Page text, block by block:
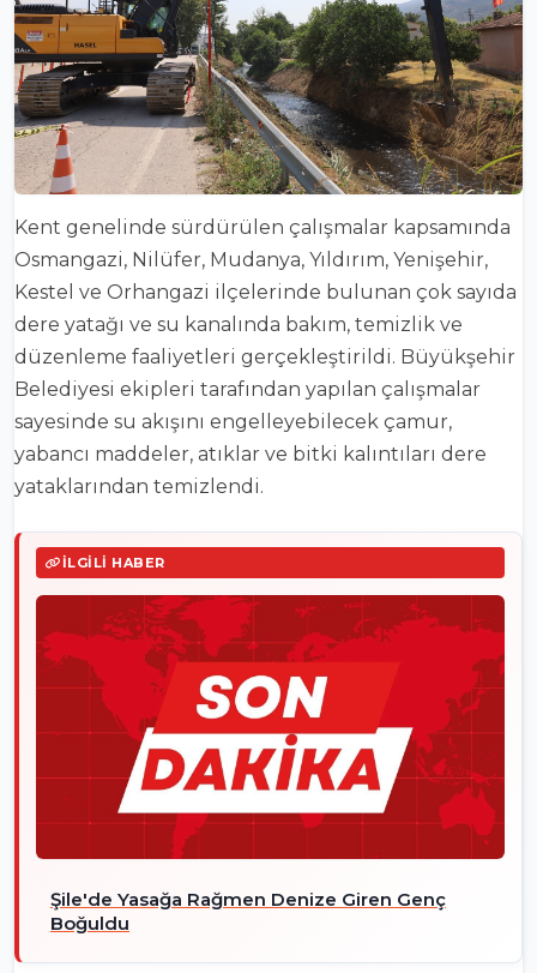
Kent genelinde sürdürülen çalışmalar kapsamında
Osmangazi, Nilüfer, Mudanya, Yıldırım, Yenişehir,
Kestel ve Orhangazi ilçelerinde bulunan çok sayıda
dere yatağı ve su kanalında bakım, temizlik ve
düzenleme faaliyetleri gerçekleştirildi. Büyükşehir
Belediyesi ekipleri tarafından yapılan çalışmalar
sayesinde su akışını engelleyebilecek çamur,
yabancı maddeler, atıklar ve bitki kalıntıları dere
yataklarından temizlendi.
İLGILI HABER
Şile'de Yasağa Rağmen Denize Giren Genç
Boğuldu